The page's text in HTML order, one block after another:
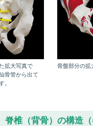
拡大写真で
骨管から出て
。
骨盤部分の拡
椎（背骨）の構造（